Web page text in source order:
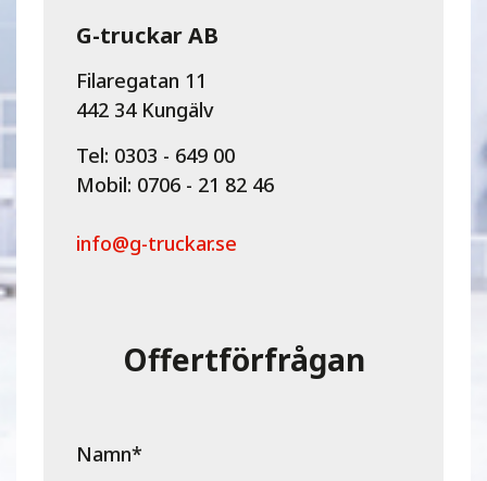
G-truckar AB
Filaregatan 11
442 34 Kungälv
Tel: 0303 - 649 00
Mobil: 0706 - 21 82 46
info@g-truckar.se
Offertförfrågan
Namn*